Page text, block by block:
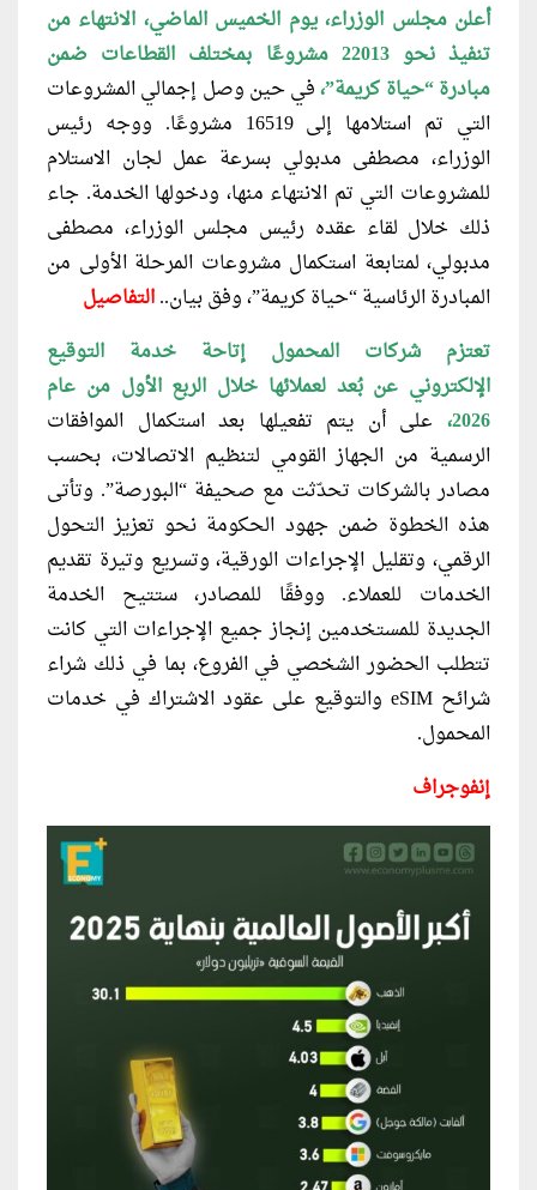
أعلن مجلس الوزراء، يوم الخميس الماضي، الانتهاء من
تنفيذ نحو 22013 مشروعًا بمختلف القطاعات ضمن
مبادرة “حياة كريمة”،في حين وصل إجمالي المشروعات
التي تم استلامها إلى 16519 مشروعًا. ووجه رئيس
الوزراء، مصطفى مدبولي بسرعة عمل لجان الاستلام
للمشروعات التي تم الانتهاء منها، ودخولها الخدمة. جاء
ذلك خلال لقاء عقده رئيس مجلس الوزراء، مصطفى
مدبولي، لمتابعة استكمال مشروعات المرحلة الأولى من
المبادرة الرئاسية “حياة كريمة”، وفق بيان..التفاصيل
تعتزم شركات المحمول إتاحة خدمة التوقيع
الإلكتروني عن بُعد لعملائها خلال الربع الأول من عام
2026، على أن يتم تفعيلها بعد استكمال الموافقات
الرسمية من الجهاز القومي لتنظيم الاتصالات، بحسب
مصادر بالشركات تحدّثت مع صحيفة “البورصة”. وتأتى
هذه الخطوة ضمن جهود الحكومة نحو تعزيز التحول
الرقمي، وتقليل الإجراءات الورقية، وتسريع وتيرة تقديم
الخدمات للعملاء. ووفقًا للمصادر، ستتيح الخدمة
الجديدة للمستخدمين إنجاز جميع الإجراءات التي كانت
تتطلب الحضور الشخصي في الفروع، بما في ذلك شراء
شرائح
eSIM والتوقيع على عقود الاشتراك في خدمات
المحمول.
إنفوجراف